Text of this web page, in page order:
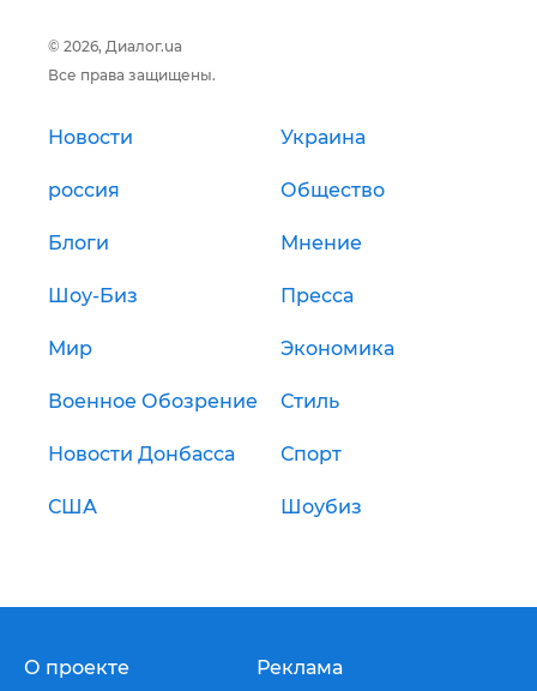
© 2026, Диалог.ua
Все права защищены.
Новости Украина
россия Общество
Блоги Мнение
Шоу-Биз Пресса
Мир Экономика
Военное Обозрение Стиль
Новости Донбасса Спорт
США Шоубиз
О проекте Реклама